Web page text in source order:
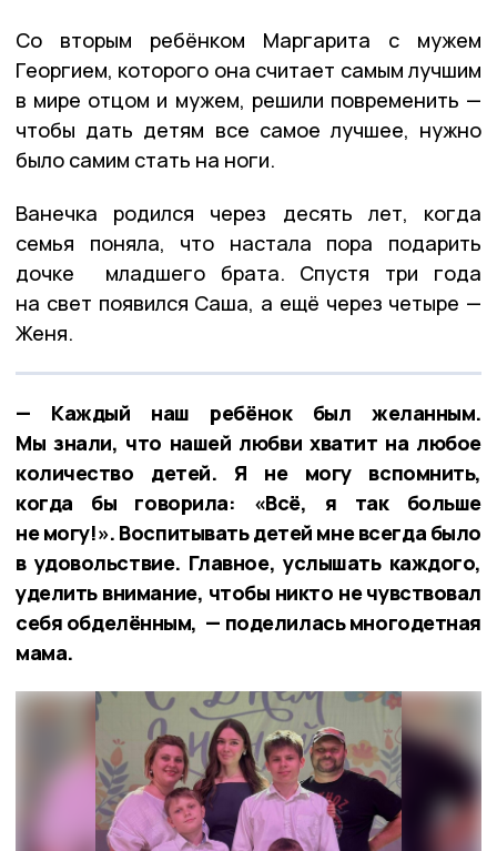
Со вторым ребёнком Маргарита с мужем
Георгием, которого она считает самым лучшим
в мире отцом и мужем, решили повременить —
чтобы дать детям все самое лучшее, нужно
было самим стать на ноги.
Ванечка родился через десять лет, когда
семья поняла, что настала пора подарить
дочке младшего брата. Спустя три года
на свет появился Саша, а ещё через четыре —
Женя.
— Каждый наш ребёнок был желанным.
Мы знали, что нашей любви хватит на любое
количество детей. Я не могу вспомнить,
когда бы говорила: «Всё, я так больше
не могу!». Воспитывать детей мне всегда было
в удовольствие. Главное, услышать каждого,
уделить внимание, чтобы никто не чувствовал
себя обделённым, — поделилась многодетная
мама.